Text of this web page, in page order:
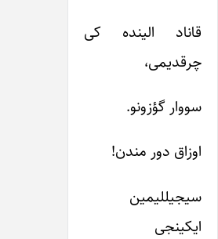
قاناد الینده کی
چرقدیمی،
سووار گؤزونو.
اوزاق دور مندن!
سیجیللیمین
ایکینجی